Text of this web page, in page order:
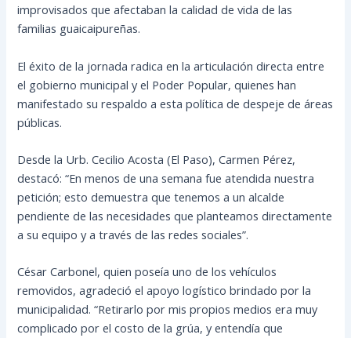
improvisados que afectaban la calidad de vida de las
familias guaicaipureñas.
El éxito de la jornada radica en la articulación directa entre
el gobierno municipal y el Poder Popular, quienes han
manifestado su respaldo a esta política de despeje de áreas
públicas.
Desde la Urb. Cecilio Acosta (El Paso), Carmen Pérez,
destacó: “En menos de una semana fue atendida nuestra
petición; esto demuestra que tenemos a un alcalde
pendiente de las necesidades que planteamos directamente
a su equipo y a través de las redes sociales”.
César Carbonel, quien poseía uno de los vehículos
removidos, agradeció el apoyo logístico brindado por la
municipalidad. “Retirarlo por mis propios medios era muy
complicado por el costo de la grúa, y entendía que